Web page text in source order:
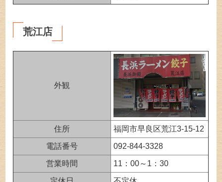
荒江店
外観
住所 福岡市早良区荒江3-15-12
電話番号 092-844-3328
営業時間 11：00～1：30